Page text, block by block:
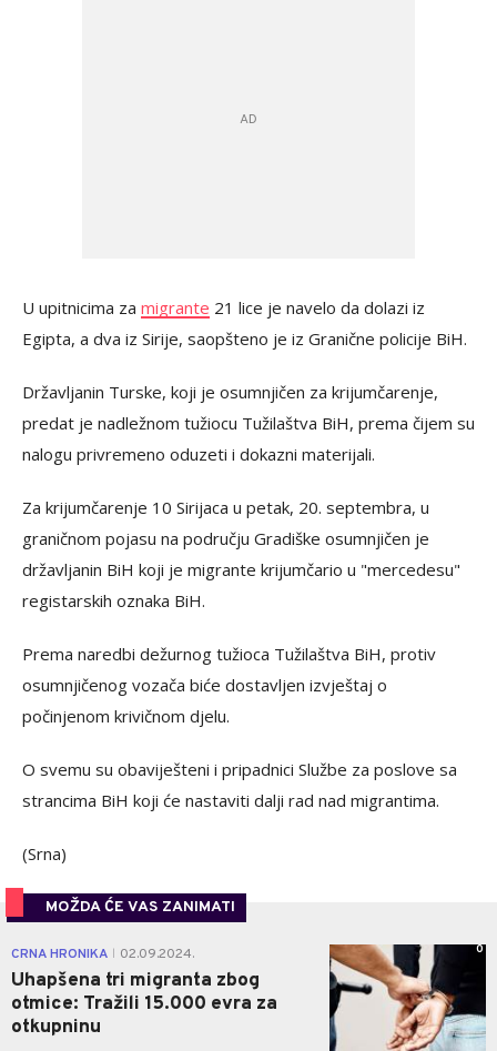
U upitnicima za migrante 21 lice je navelo da dolazi iz
Egipta, a dva iz Sirije, saopšteno je iz Granične policije BiH.
Državljanin Turske, koji je osumnjičen za krijumčarenje,
predat je nadležnom tužiocu Tužilaštva BiH, prema čijem su
nalogu privremeno oduzeti i dokazni materijali.
Za krijumčarenje 10 Sirijaca u petak, 20. septembra, u
graničnom pojasu na području Gradiške osumnjičen je
državljanin BiH koji je migrante krijumčario u "mercedesu"
registarskih oznaka BiH.
Prema naredbi dežurnog tužioca Tužilaštva BiH, protiv
osumnjičenog vozača biće dostavljen izvještaj o
počinjenom krivičnom djelu.
O svemu su obaviješteni i pripadnici Službe za poslove sa
strancima BiH koji će nastaviti dalji rad nad migrantima.
(Srna)
MOŽDA ĆE VAS ZANIMATI
CRNA HRONIKA 02.09.2024.
Uhapšena tri migranta zbog
otmice: Tražili 15.000 evra za
otkupninu
0